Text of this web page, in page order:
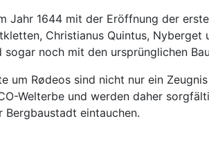
Jahr 1644 mit der Eröffnung der
Christianus Quintus,
noch mit den ursprünglichen
um Rødeos sind nicht nur ein
Welterbe und werden daher
eintauchen.